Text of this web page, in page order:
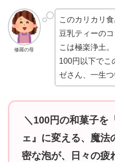
修羅の母
このカリカリ
豆乳ティーの
こは極楽浄土。
100円以下でこ
ゼさん、一生
＼100円の和菓子を
ェ』に変える、魔法
密な泡が、日々の疲